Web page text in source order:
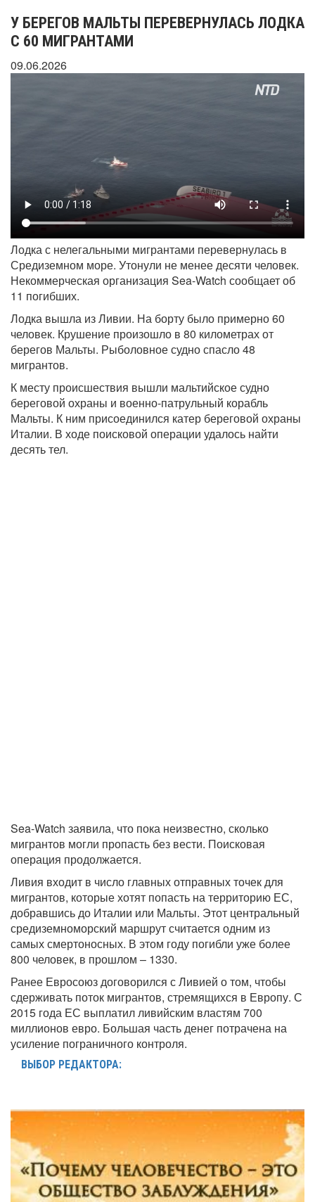
У БЕРЕГОВ МАЛЬТЫ ПЕРЕВЕРНУЛАСЬ ЛОДКА
С 60 МИГРАНТАМИ
09.06.2026
Лодка с нелегальными мигрантами перевернулась в
Средиземном море. Утонули не менее десяти человек.
Некоммерческая организация Sea-Watch сообщает об
11 погибших.
Лодка вышла из Ливии. На борту было примерно 60
человек. Крушение произошло в 80 километрах от
берегов Мальты. Рыболовное судно спасло 48
мигрантов.
К месту происшествия вышли мальтийское судно
береговой охраны и военно-патрульный корабль
Мальты. К ним присоединился катер береговой охраны
Италии. В ходе поисковой операции удалось найти
десять тел.
Sea-Watch заявила, что пока неизвестно, сколько
мигрантов могли пропасть без вести. Поисковая
операция продолжается.
Ливия входит в число главных отправных точек для
мигрантов, которые хотят попасть на территорию ЕС,
добравшись до Италии или Мальты. Этот центральный
средиземноморский маршрут считается одним из
самых смертоносных. В этом году погибли уже более
800 человек, в прошлом – 1330.
Ранее Евросоюз договорился с Ливией о том, чтобы
сдерживать поток мигрантов, стремящихся в Европу. С
2015 года ЕС выплатил ливийским властям 700
миллионов евро. Большая часть денег потрачена на
усиление пограничного контроля.
ВЫБОР РЕДАКТОРА: